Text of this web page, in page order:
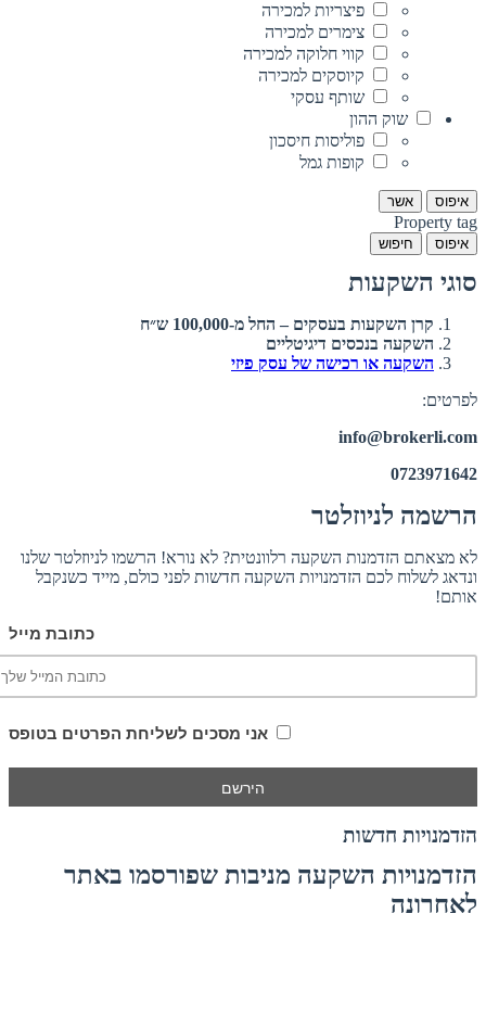
פיצריות למכירה
צימרים למכירה
קווי חלוקה למכירה
קיוסקים למכירה
שותף עסקי
שוק ההון
פוליסות חיסכון
קופות גמל
איפוס אשר
Property tag
איפוס חיפוש
סוגי השקעות
קרן השקעות בעסקים – החל מ-100,000 ש״ח
השקעה בנכסים דיגיטליים
השקעה או רכישה של עסק פיזי
לפרטים:
info@brokerli.com
0723971642
הרשמה לניוזלטר
לא מצאתם הזדמנות השקעה רלוונטית? לא נורא! הרשמו לניוזלטר שלנו
ונדאג לשלוח לכם הזדמנויות השקעה חדשות לפני כולם, מייד כשנקבל
אותם!
כתובת מייל
אני מסכים לשליחת הפרטים בטופס
הזדמנויות חדשות
הזדמנויות השקעה מניבות שפורסמו באתר
לאחרונה